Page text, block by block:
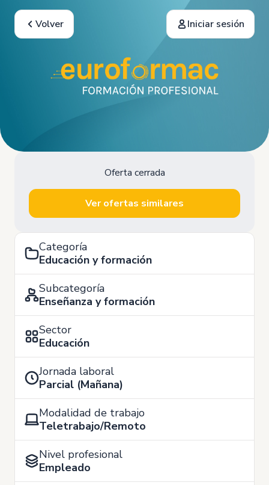
Volver Iniciar sesión
Oferta cerrada
Ver ofertas similares
Categoría
Educación y formación
Subcategoría
Enseñanza y formación
Sector
Educación
Jornada laboral
Parcial (Mañana)
Modalidad de trabajo
Teletrabajo/Remoto
Nivel profesional
Empleado